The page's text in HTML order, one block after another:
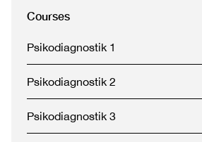
Courses
Psikodiagnostik 1
Psikodiagnostik 2
Psikodiagnostik 3